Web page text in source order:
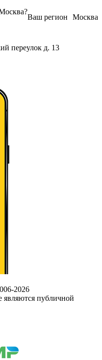
Москва
Ваш регион
?
переулок д. 13
2026
являются публичной